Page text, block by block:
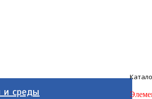
и среды